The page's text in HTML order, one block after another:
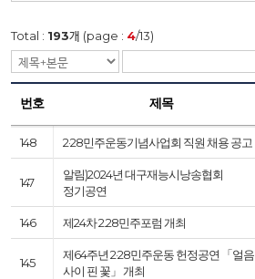
Total : 193개 (page : 4/13)
번호 제목
148 2·28민주운동기념사업회 직원 채용 공고
147
알림)2024년 대구재능시낭송협회
정기공연
146 제24차 2.28민주포럼 개최
145
제64주년 2·28민주운동 헌정공연 「얼음
사이 핀 꽃」 개최